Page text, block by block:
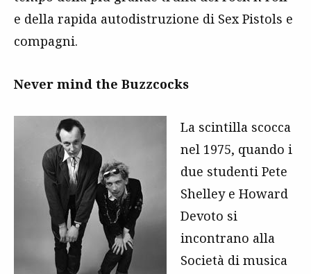
e della rapida autodistruzione di Sex Pistols e
compagni.
Never mind the Buzzcocks
La scintilla scocca
nel 1975, quando i
due studenti Pete
Shelley e Howard
Devoto si
incontrano alla
Società di musica